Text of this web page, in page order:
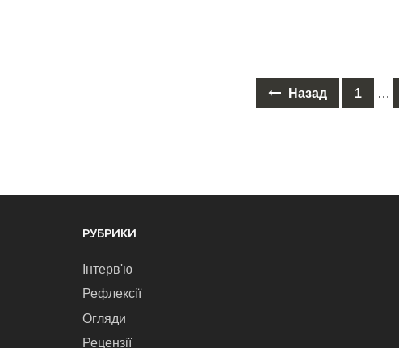
Назад 1 …
РУБРИКИ
Інтерв'ю
Рефлексії
Огляди
Рецензії